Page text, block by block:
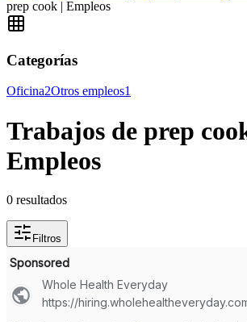
prep cook | Empleos
Categorías
Oficina2Otros empleos1
Trabajos de prep
Empleos
0 resultados
Filtros